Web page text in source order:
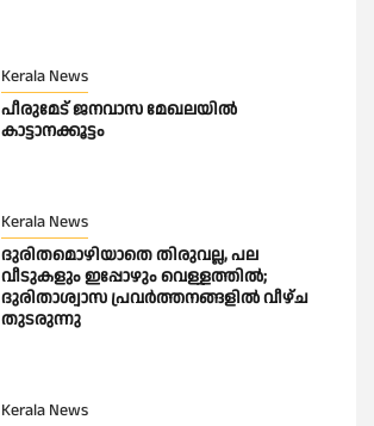
Kerala News
പീരുമേട് ജനവാസ മേഖലയിൽ
കാട്ടാനക്കൂട്ടം
Kerala News
ദുരിതമൊഴിയാതെ തിരുവല്ല, പല
വീടുകളും ഇപ്പോഴും വെള്ളത്തിൽ;
ദുരിതാശ്വാസ പ്രവർത്തനങ്ങളിൽ വീഴ്ച
തുടരുന്നു
Kerala News